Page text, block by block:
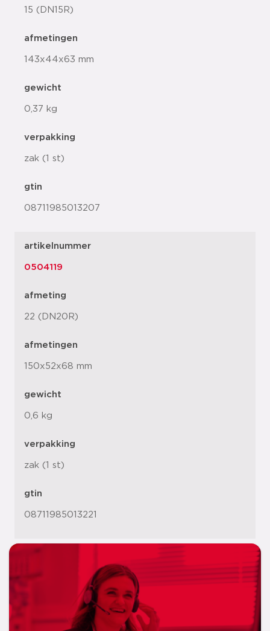
15 (DN15R)
afmetingen
143x44x63 mm
gewicht
0,37 kg
verpakking
zak (1 st)
gtin
08711985013207
artikelnummer
0504119
afmeting
22 (DN20R)
afmetingen
150x52x68 mm
gewicht
0,6 kg
verpakking
zak (1 st)
gtin
08711985013221